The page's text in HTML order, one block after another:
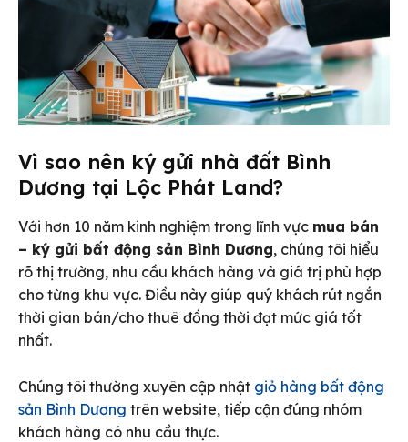
Vì sao nên ký gửi nhà đất Bình
Dương tại Lộc Phát Land?
Với hơn 10 năm kinh nghiệm trong lĩnh vực mua bán
– ký gửi bất động sản Bình Dương, chúng tôi hiểu
rõ thị trường, nhu cầu khách hàng và giá trị phù hợp
cho từng khu vực. Điều này giúp quý khách rút ngắn
thời gian bán/cho thuê đồng thời đạt mức giá tốt
nhất.
Chúng tôi thường xuyên cập nhật giỏ hàng bất động
sản Bình Dương trên website, tiếp cận đúng nhóm
khách hàng có nhu cầu thực.